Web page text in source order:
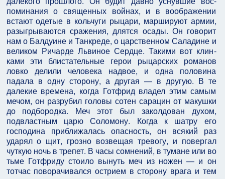
поминания о священных войнах, и в воображении
вста­ют одетые в кольчуги рыцари, маршируют армии,
разыгрываются сражения, длятся осады. Он говорит
нам о Балдуине и Танкреде, о царственном Саладине и
великом Ричарде Львиное Сердце. Такими вот клин­
ками эти блистательные герои рыцарских романов
ловко делили человека надвое, и одна половина
падала в одну сторону, а другая — в другую. В те
далекие времена, когда Готфрид владел этим самым
мечом, он разрубил головы сотен сарацин от макушки
до подбо­родка. Меч этот был заколдован духом,
подвластным царю Соломону. Когда к шатру его
господина при­ближалась опасность, он всякий раз
ударял о щит, грозно возвещая тревогу, и повергал
чуткую ночь в трепет. В часы сомнений, в тумане или во
тьме Готфриду стоило вынуть меч из ножен — и он
тотчас поворачивался острием в сторону врага и тем